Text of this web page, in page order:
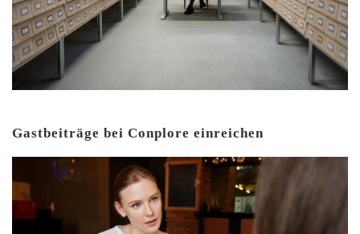
Gastbeiträge bei Conplore einreichen